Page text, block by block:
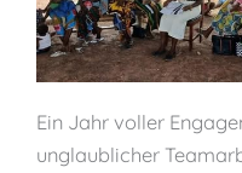
Ein Jahr voller
unglaublicher